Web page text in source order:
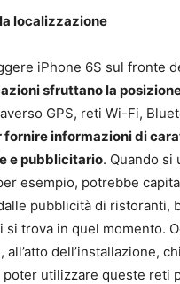
localizzazione
iPhone 6S sul fronte
sfruttano la
GPS, reti Wi-Fi,
fornire informazioni di
e pubblicitario. Quando si
esempio, potrebbe
pubblicità di ristoranti,
si trova in quel momento.
all’atto dell’installazione,
poter utilizzare queste reti